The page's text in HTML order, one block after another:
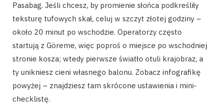
Pasabag. Jeśli chcesz, by promienie słońca podkreśliły
teksturę tufowych skał, celuj w szczyt złotej godziny –
około 20 minut po wschodzie. Operatorzy często
startują z Göreme, więc poproś o miejsce po wschodniej
stronie kosza; wtedy pierwsze światło otuli krajobraz, a
ty unikniesz cieni własnego balonu. Zobacz infografikę
powyżej – znajdziesz tam skrócone ustawienia i mini-
checklistę.